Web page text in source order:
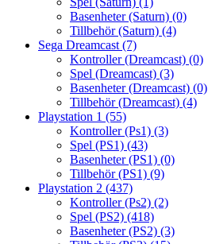
Basenheter (Saturn) (0)
Tillbehör (Saturn) (4)
Sega Dreamcast (7)
Kontroller (Dreamcast) (0)
Spel (Dreamcast) (3)
Basenheter (Dreamcast) (0)
Tillbehör (Dreamcast) (4)
Playstation 1 (55)
Kontroller (Ps1) (3)
Spel (PS1) (43)
Basenheter (PS1) (0)
Tillbehör (PS1) (9)
Playstation 2 (437)
Kontroller (Ps2) (2)
Spel (PS2) (418)
Basenheter (PS2) (3)